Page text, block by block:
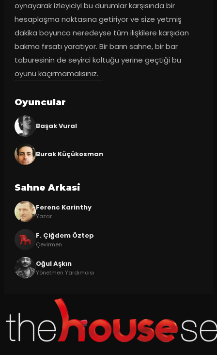
oynayarak izleyiciyi bu durumlar karşısında bir
hesaplaşma noktasına getiriyor ve size yetmiş
dakika boyunca neredeyse tüm ilişkilere karşıdan
bakma fırsatı yaratıyor. Bir barın sahne, bir bar
taburesinin de seyirci koltuğu yerine geçtiği bu
oyunu kaçırmamalısınız.
Oyuncular
Başak Vural
Burak Küçükosman
Sahne Arkasi
Ferenc Karinthy
Yazar
F. Çiğdem Öztep
Çevirmen
Oğul Aşkın
Yönetmen Yardımcısı